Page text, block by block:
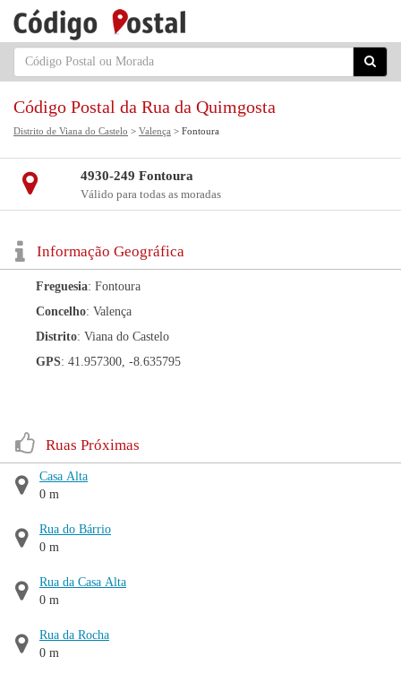
Código Postal da Rua da Quimgosta
Distrito de Viana do Castelo > Valença > Fontoura
4930-249 Fontoura
Válido para todas as moradas
Informação Geográfica
Freguesia: Fontoura
Concelho: Valença
Distrito: Viana do Castelo
GPS: 41.957300, -8.635795
Ruas Próximas
Casa Alta
0 m
Rua do Bárrio
0 m
Rua da Casa Alta
0 m
Rua da Rocha
0 m